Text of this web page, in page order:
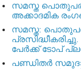
സമസ്ത
അക്കാദമിക
സമസ്ത:
പ്രസിദ്ധീകരിച്ചു.
പേര്‍ക്ക് ടോപ്
പണ്ഡിതര്‍